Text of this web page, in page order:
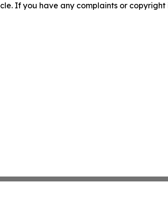
If you have any complaints or copyright